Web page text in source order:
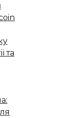
та